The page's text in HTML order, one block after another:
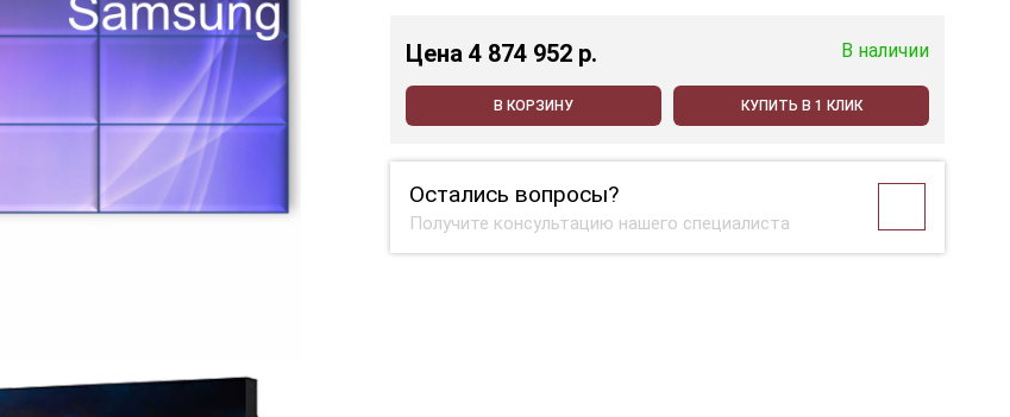
Цена4 874 952 p. В наличии
В КОРЗИНУ КУПИТЬ В 1 КЛИК
Остались вопросы?
Получите консультацию нашего специалиста